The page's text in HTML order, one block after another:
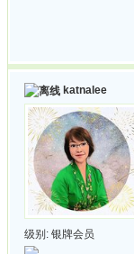
katnalee
级别: 银牌会员